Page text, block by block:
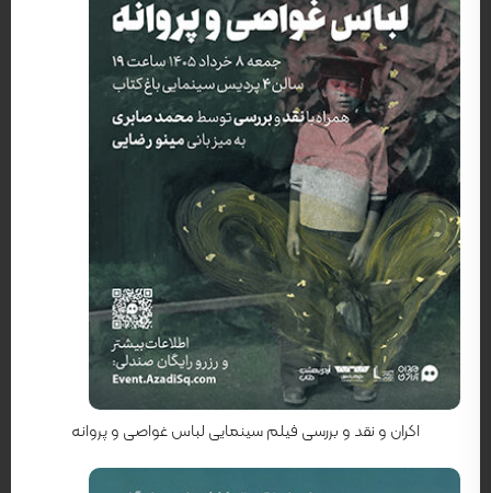
کارگردان: جولیان اشنابل
اکران و نقد و بررسی فیلم سینمایی لباس غواصی و پروانه